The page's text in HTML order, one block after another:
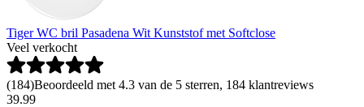
Tiger WC bril Pasadena Wit Kunststof met Softclose
Veel verkocht
(184)Beoordeeld met 4.3 van de 5 sterren, 184 klantreviews
39.99